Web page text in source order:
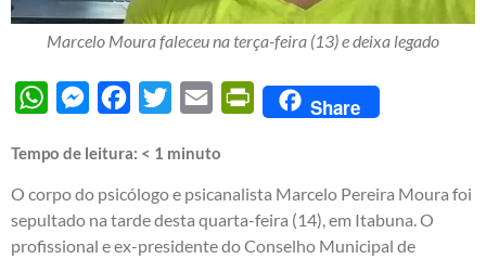
Marcelo Moura faleceu na terça-feira (13) e deixa legado
WhatsAppMessengerFacebook
Twitter Email PrintFriendly
Share
Tempo de leitura: < 1 minuto
O corpo do psicólogo e psicanalista Marcelo Pereira Moura foi
sepultado na tarde desta quarta-feira (14), em Itabuna. O
profissional e ex-presidente do Conselho Municipal de